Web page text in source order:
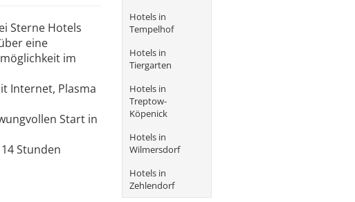
Sterne Hotels
eine
im
Internet, Plasma
Start in
Stunden
Hotels in
Tempelhof
Hotels in
Tiergarten
Hotels in
Treptow-
Köpenick
Hotels in
Wilmersdorf
Hotels in
Zehlendorf